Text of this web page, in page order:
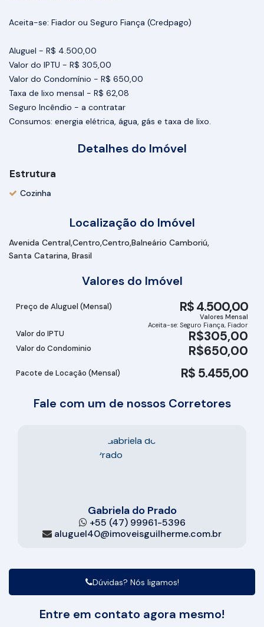
Aceita-se: Fiador ou Seguro Fiança (Credpago)
Aluguel - R$ 4.500,00
Valor do IPTU - R$ 305,00
Valor do Condomínio - R$ 650,00
Taxa de lixo mensal - R$ 62,08
Seguro Incêndio - a contratar
Consumos: energia elétrica, água, gás e taxa de lixo.
Detalhes do Imóvel
Estrutura
Cozinha
Localização do Imóvel
Avenida CentralCentro Centro Balneário Camboriú
Santa Catarina, Brasil
Valores do Imóvel
R$4.500,00
Preço de Aluguel (Mensal)
Valores Mensal
Aceita-se: Seguro Fiança, Fiador
Valor do IPTU R$305,00
Valor do Condominio R$650,00
R$ 5.455,00
Pacote de Locação (Mensal)
Fale com um de nossos Corretores
Gabriela do Prado
+55 (47) 99961-5396
aluguel40@imoveisguilherme.com.br
Dúvidas? Nós ligamos!
Entre em contato agora mesmo!